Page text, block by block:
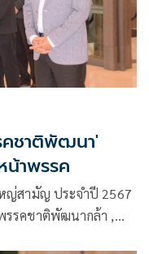
ชาติพัฒนา'
าพรรค
ญ่สามัญ ประจำปี 2567
รคชาติพัฒนากล้า ,